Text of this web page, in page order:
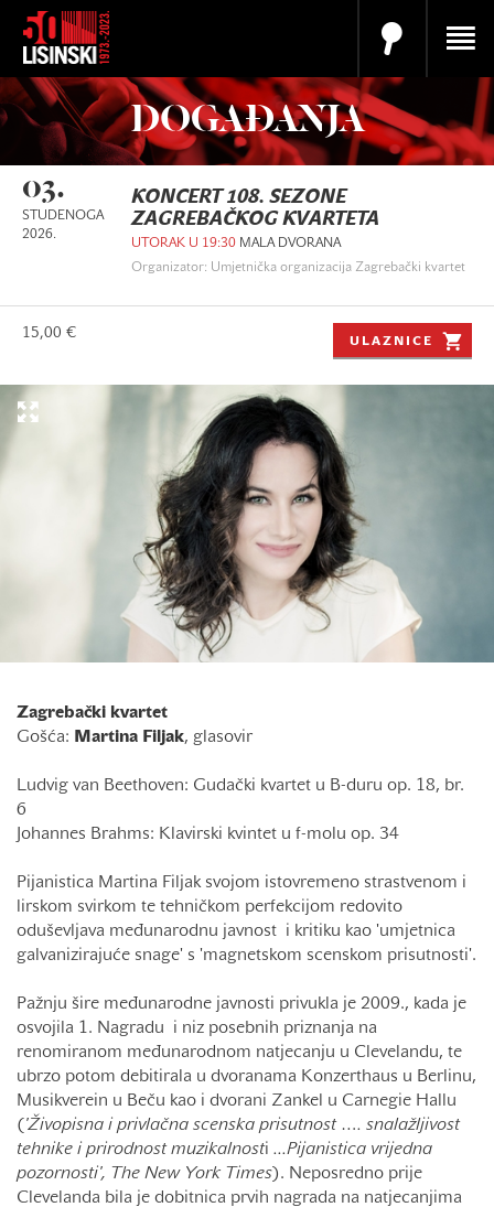
DOGAĐANJA
03.
STUDENOGA
2026.
KONCERT 108. SEZONE
ZAGREBAČKOG KVARTETA
UTORAK U 19:30 MALA DVORANA
Organizator: Umjetnička organizacija Zagrebački kvartet
15,00 €
ULAZNICE
Zagrebački kvartet
Gošća:
Martina Filjak, glasovir
Ludvig van Beethoven: Gudački kvartet u B-duru op. 18, br.
6
Johannes Brahms: Klavirski kvintet u f-molu op. 34
Pijanistica Martina Filjak svojom istovremeno strastvenom i
lirskom svirkom te tehničkom perfekcijom redovito
oduševljava međunarodnu javnost i kritiku kao 'umjetnica
galvanizirajuće snage' s 'magnetskom scenskom prisutnosti'.
Pažnju šire međunarodne javnosti privukla je 2009., kada je
osvojila 1. Nagradu i niz posebnih priznanja na
renomiranom međunarodnom natjecanju u Clevelandu, te
ubrzo potom debitirala u dvoranama Konzerthaus u Berlinu,
Musikverein u Beču kao i dvorani Zankel u Carnegie Hallu
( 'Živopisna i privlačna scenska prisutnost …. snalažljivost
tehnike i prirodnost muzikalnosti ...Pijanistica vrijedna
pozornosti', The New York Times). Neposredno prije
Clevelanda bila je dobitnica prvih nagrada na natjecanjima